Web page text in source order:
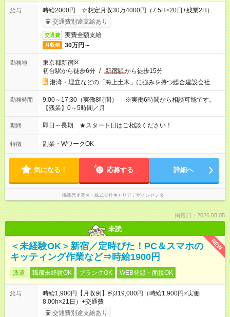
給与
時給2000円 ☆想定月収30万4000円（7.5H×20日+残業2H）
交通費別途支給あり
交通費 実費全額支給
月収例 30万円～
勤務地
東京都新宿区
初台駅から徒歩6分 / 新宿駅から徒歩15分
港湾・埋立などの「海上土木」に強みを持つ総合建設会社
勤務時間
9:00～17:30（実働8時間） ※実働6時間から相談可能です。
【残業】0～5時間／月
期間 即日～長期 ★スタート日はご相談ください！
特徴 副業・WワークOK
気になる！ 応募する 詳細へ
掲載元企業名 株式会社キャリアデザインセンター
掲載日：2026.08.05
未読
NEW
＜未経験OK＞新宿／定時ぴた！PC＆スマホの
キッティング作業など⇒時給1900円
派遣 職種未経験OK ブランクOK WEB登録・面接OK
給与
時給1,900円【月収例】約319,000円（時給1,900円×実働
8.00h×21日）+交通費
交通費別途支給あり